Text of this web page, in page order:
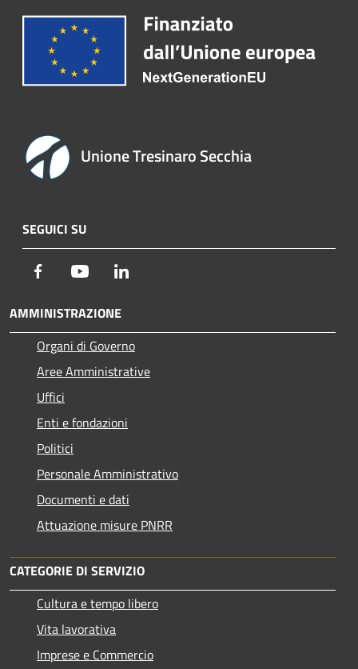
Unione Tresinaro Secchia
SEGUICI SU
Facebook Youtube
AMMINISTRAZIONE
Organi di Governo
Aree Amministrative
Uffici
Enti e fondazioni
Politici
Personale Amministrativo
Documenti e dati
Attuazione misure PNRR
CATEGORIE DI SERVIZIO
Cultura e tempo libero
Vita lavorativa
Imprese e Commercio